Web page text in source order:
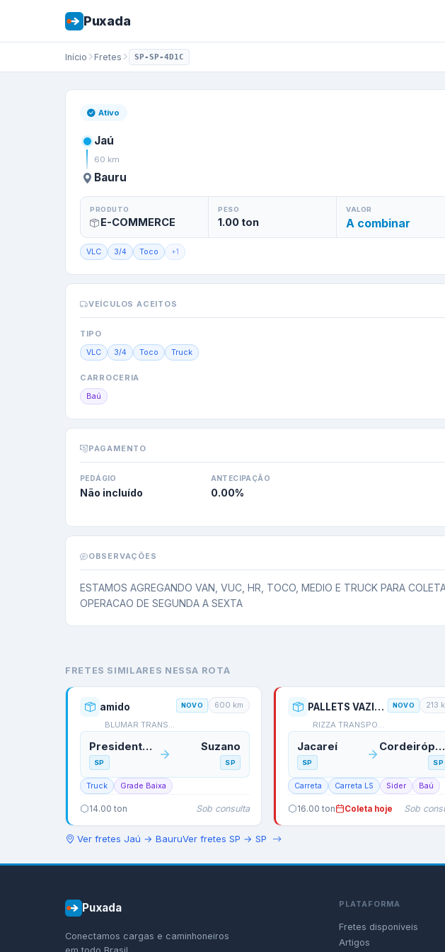
Puxada
Início Fretes SP-SP-4D1C
Frete de
Ativo
Jaú
60 km
Bauru
PRODUTO
E-COMMERCE
PESO
1.00ton
VALOR
A combinar
VLC 3/4 Toco +1
VEÍCULOS ACEITOS
TIPO
VLC 3/4 Toco Truck
CARROCERIA
Baú
PAGAMENTO
PEDÁGIO
Não incluído
ANTECIPAÇÃO
0.00%
OBSERVAÇÕES
ESTAMOS AGREGANDO VAN, VUC, HR, TOCO, MEDIO E TRUCK PARA
OPERACAO DE SEGUNDA A SEXTA
FRETES SIMILARES NESSA ROTA
amido
BLUMAR TRANSPORTES
NOVO 600 km
Presidente Prudente
SP
Suzano
SP
Truck Grade Baixa
14.00 ton Sob consulta
PALLETS VAZIOS- COLETA QUINTA
RIZZA TRANSPORTES
NOVO 213
Jacareí
SP
Cordeirópolis
SP
Carreta Carreta LS Sider Baú
16.00 ton Coleta hoje Sob
Ver fretes Jaú → BauruVer fretes SP → SP
Puxada
Conectamos cargas e caminhoneiros
PLATAFORMA
Fretes disponíveis
Artigos